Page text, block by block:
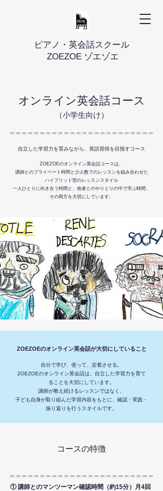
ピアノ・英会話スクール
ZOEZOE ゾエゾエ
オンライン英会話コース
（小学生向け）
自立した学習力を育みながら、英語習得を目指すコース
ZOEZOEのオンライン英会話コースは、
講師とのプライベート時間と少人数でのレッスンを組み合わせた
ハイブリッド型のレッスンスタイル
一人ひとりに向き合う時間と、他者とのやりとりの中で学ぶ時間、
その両方を大切にしています。
ZOEZOEのオンライン英会話が大切にしていること
自分で学び、使って、定着させる。
ZOEZOEのオンライン英会話は、自立した学習力を育て
ることを大切にしています。
講師が教え続けるレッスンではなく、
子ども自身が取り組んだ学習内容をもとに、確認・実践・
振り返りを行うスタイルです。
コースの特徴
① 講師とのマンツーマン確認時間（約15分）月4回